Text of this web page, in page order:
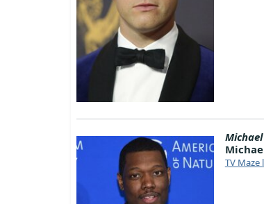
Michael
TV Maze